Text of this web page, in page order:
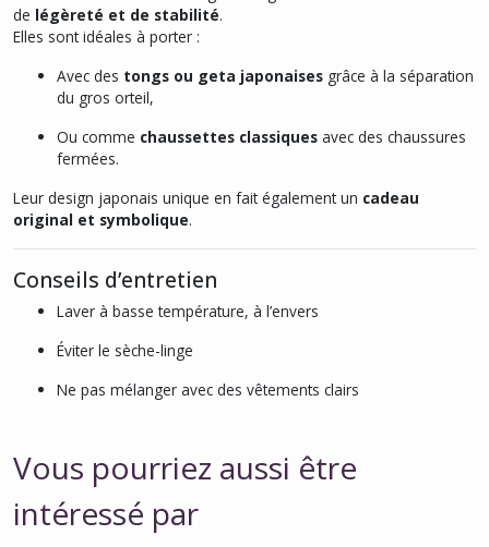
de légèreté et de stabilité.
Elles sont idéales à porter :
Avec des tongs ou geta japonaises grâce à la séparation
du gros orteil,
Ou comme chaussettes classiques avec des chaussures
fermées.
Leur design japonais unique en fait également un cadeau
original et symbolique.
Conseils d’entretien
Laver à basse température, à l’envers
Éviter le sèche-linge
Ne pas mélanger avec des vêtements clairs
Vous pourriez aussi être
intéressé par